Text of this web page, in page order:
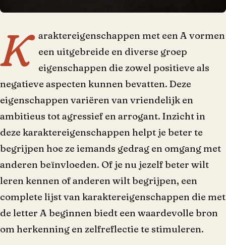
K
araktereigenschappen met een A vormen
een uitgebreide en diverse groep
eigenschappen die zowel positieve als
negatieve aspecten kunnen bevatten. Deze
eigenschappen variëren van vriendelijk en
ambitieus tot agressief en arrogant. Inzicht in
deze karaktereigenschappen helpt je beter te
begrijpen hoe ze iemands gedrag en omgang met
anderen beïnvloeden. Of je nu jezelf beter wilt
leren kennen of anderen wilt begrijpen, een
complete lijst van karaktereigenschappen die met
de letter A beginnen biedt een waardevolle bron
om herkenning en zelfreflectie te stimuleren.